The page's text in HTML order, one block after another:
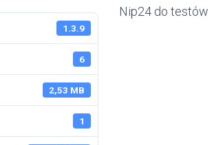
1.3.9
6
2,53 MB
1
Nip24 do testów